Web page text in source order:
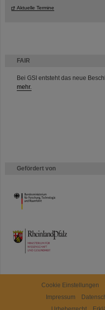
FAIR
Bei GSI entsteht das neue
mehr.
Gefördert von
HMWK
TMWWDG
Aktuelle Termine
Cookie Einstellungen
Impressum